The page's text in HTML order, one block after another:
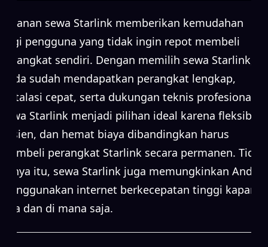
Layanan sewa Starlink memberikan kemudahan
bagi pengguna yang tidak ingin repot membeli
perangkat sendiri. Dengan memilih sewa Starlink,
Anda sudah mendapatkan perangkat lengkap,
instalasi cepat, serta dukungan teknis profesional.
Sewa Starlink menjadi pilihan ideal karena fleksibel,
efisien, dan hemat biaya dibandingkan harus
membeli perangkat Starlink secara permanen. Tidak
hanya itu, sewa Starlink juga memungkinkan Anda
menggunakan internet berkecepatan tinggi kapan
saja dan di mana saja.